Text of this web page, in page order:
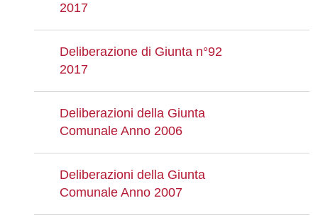
2017
Deliberazione di Giunta n°92
2017
Deliberazioni della Giunta
Comunale Anno 2006
Deliberazioni della Giunta
Comunale Anno 2007